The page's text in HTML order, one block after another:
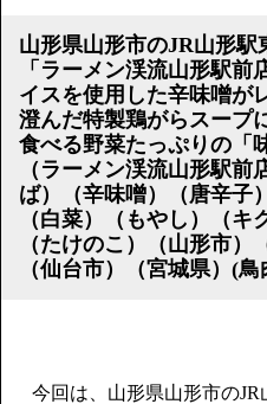
リンク集
顧問契約について
講演のご案内
気をつけたい法律のポイント
武田正男の独り言
山形県山形市のJR山形駅
「ラーメン渓流山形駅
イスを使用した辛味噌が
澄んだ特製鶏がらスープ
食べる野菜たっぷりの「
（ラーメン渓流山形駅
ば）（辛味噌）（唐辛子
（白菜）（もやし）（キ
（たけのこ）（山形市）
（仙台市）（宮城県）(
今回は、山形県山形市のJR